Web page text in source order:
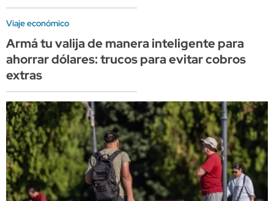
Viaje económico
Armá tu valija de manera inteligente para
ahorrar dólares: trucos para evitar cobros
extras